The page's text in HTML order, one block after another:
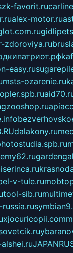
favorit.ru
alex-motor.ru
zdoroviya.ru
easy.ru
msts-ozarenie.ru
dalakony.ru
v-tule.ru
tool-sib.ru
russia.ru
xjocuricopii.com
sovetcik.ru